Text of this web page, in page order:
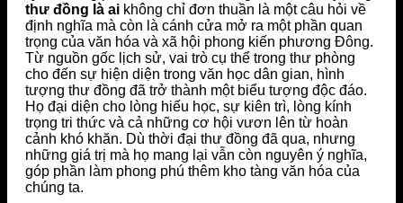
thư đồng là ai không chỉ đơn thuần là một câu hỏi về
định nghĩa mà còn là cánh cửa mở ra một phần quan
trọng của văn hóa và xã hội phong kiến phương Đông.
Từ nguồn gốc lịch sử, vai trò cụ thể trong thư phòng
cho đến sự hiện diện trong văn học dân gian, hình
tượng thư đồng đã trở thành một biểu tượng độc đáo.
Họ đại diện cho lòng hiếu học, sự kiên trì, lòng kính
trọng tri thức và cả những cơ hội vươn lên từ hoàn
cảnh khó khăn. Dù thời đại thư đồng đã qua, nhưng
những giá trị mà họ mang lại vẫn còn nguyên ý nghĩa,
góp phần làm phong phú thêm kho tàng văn hóa của
chúng ta.